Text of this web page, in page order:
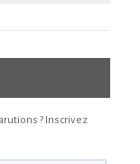
? Inscrivez